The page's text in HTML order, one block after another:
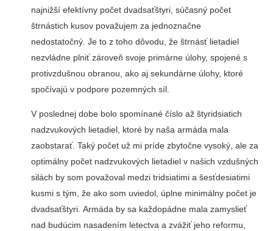
najnižší efektívny počet dvadsaťštyri, súčasný počet
štrnástich kusov považujem za jednoznačne
nedostatočný. Je to z toho dôvodu, že štrnásť lietadiel
nezvládne plniť zároveň svoje primárne úlohy, spojené s
protivzdušnou obranou, ako aj sekundárne úlohy, ktoré
spočívajú v podpore pozemných síl.
V poslednej dobe bolo spomínané číslo až štyridsiatich
nadzvukových lietadiel, ktoré by naša armáda mala
zaobstarať. Taký počet už mi príde zbytočne vysoký, ale za
optimálny počet nadzvukových lietadiel v našich vzdušných
silách by som považoval medzi tridsiatimi a šesťdesiatimi
kusmi s tým, že ako som uviedol, úplne minimálny počet je
dvadsaťštyri. Armáda by sa každopádne mala zamyslieť
nad budúcim nasadením letectva a zvážiť jeho reformu,